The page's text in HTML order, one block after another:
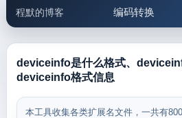
程默的博客 编码转换
邮件工具 生活便民
deviceinfo是什么格式、
deviceinfo格式信息
本工具收集各类扩展名文件，一共有